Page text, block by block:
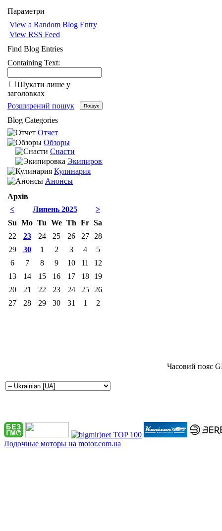
Параметри
View a Random Blog Entry
View RSS Feed
Find Blog Entries
Containing Text:
Шукати лише у
заголовках
Розширений пошук
Blog Categories
Отчет
Обзоры
Снасти
Экипировка
Кулинария
Анонсы
Архів
<
>
Липень 2025
Su Mo Tu We Th Fr Sa
22
23 24 25 26 27
28
29
30 1 2 3 4
5
6
7 8 9 10 11
12
13
14 15 16 17 18
19
20
21 22 23 24 25
26
27
28 29 30 31 1 2
Часовий пояс
Лодочные моторы на motor.com.ua